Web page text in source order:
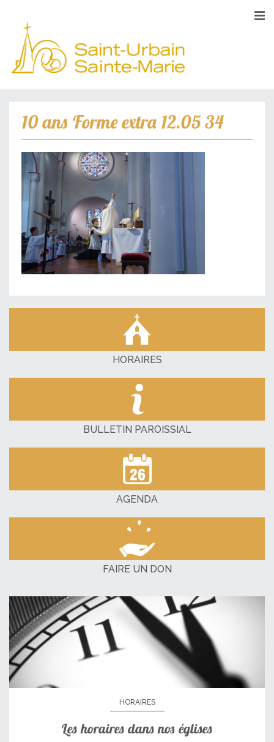
10 ans Forme extra 12.05 34
HORAIRES
BULLETIN PAROISSIAL
AGENDA
FAIRE UN DON
HORAIRES
Les horaires dans nos églises